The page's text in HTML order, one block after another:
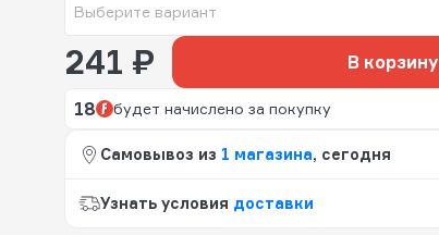
Выберите вариант
241 ₽ В корзину
18 будет начислено за покупку
Самовывоз из 1 магазина, сегодня
Узнать условия доставки